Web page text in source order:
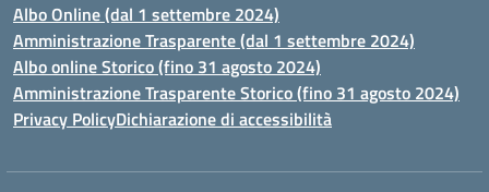
Albo Online (dal 1 settembre 2024)
Amministrazione Trasparente (dal 1 settembre 2024)
Albo online Storico (fino 31 agosto 2024)
Amministrazione Trasparente Storico (fino 31 agosto 2024)
Privacy PolicyDichiarazione di accessibilità